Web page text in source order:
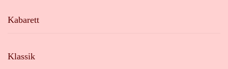
Kabarett
Klassik